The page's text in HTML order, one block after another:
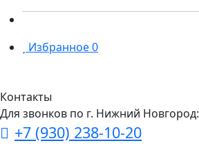
Избранное0
Контакты
Для звонков по г. Нижний Новгород:
+7 (930) 238-10-20